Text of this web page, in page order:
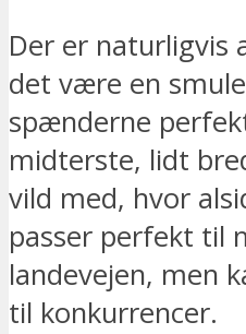
Der er naturligvis
det være en
spænderne
midterste, lidt
vild med, hvor
passer perfekt til
landevejen, men
til konkurrencer.